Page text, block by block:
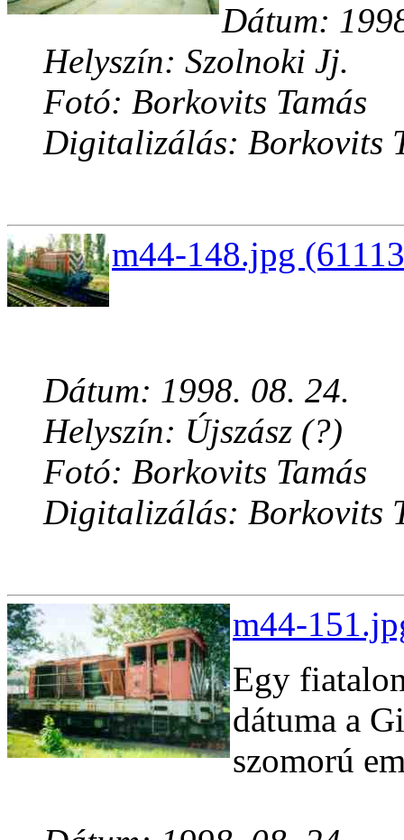
Dátum:
Helyszín: Szolnoki Jj.
Fotó: Borkovits Tamás
Digitalizálás: Borkovits
m44-148.jpg
Dátum: 1998. 08. 24.
Helyszín: Újszász (?)
Fotó: Borkovits Tamás
Digitalizálás: Borkovits
m44-
Egy
dátuma a
szomorú